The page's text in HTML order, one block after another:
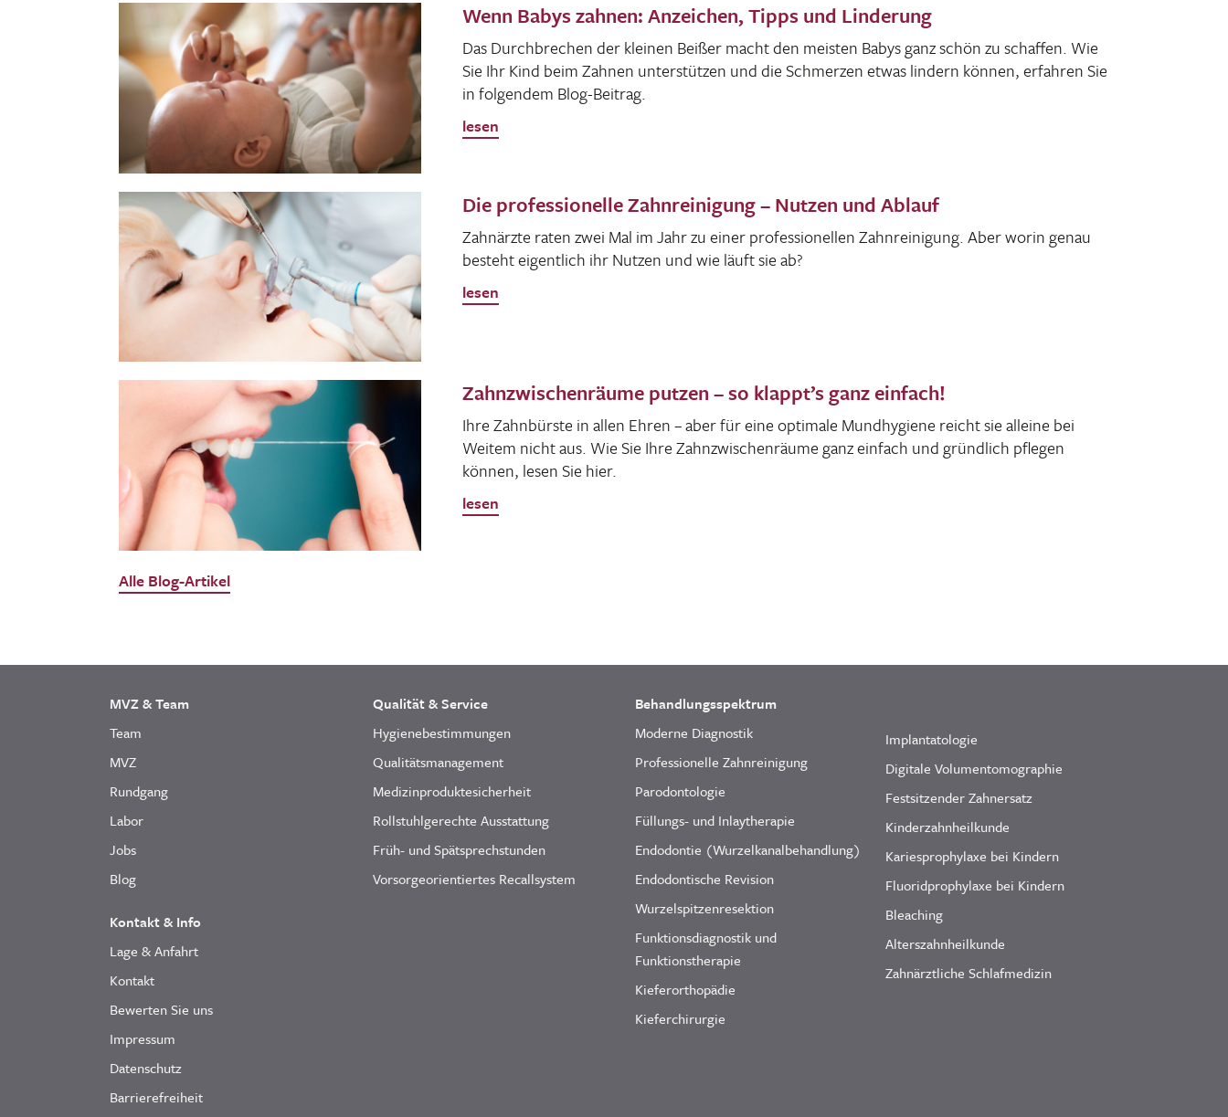
Wenn Babys zahnen: Anzeichen, Tipps und Linderung
Das Durch­bre­chen der kleinen Beißer macht den meisten Babys ganz schön zu schaffen. Wie
Sie Ihr Kind beim Zahnen unter­stützen und die Schmerzen etwas lindern können, erfahren Sie
in folgendem Blog-Beitrag.
lesen
Die professionelle Zahnreinigung – Nutzen und Ablauf
Zahn­ärzte raten zwei Mal im Jahr zu einer profes­sio­nellen Zahn­rei­ni­gung. Aber worin genau
besteht eigent­lich ihr Nutzen und wie läuft sie ab?
lesen
Zahnzwischenräume putzen – so klappt’s ganz einfach!
Ihre Zahn­bürste in allen Ehren – aber für eine opti­male Mund­hy­giene reicht sie alleine bei
Weitem nicht aus. Wie Sie Ihre Zahn­zwi­schen­räume ganz einfach und gründ­lich pflegen
können, lesen Sie hier.
lesen
Alle Blog-Artikel
MVZ & Team
Team
MVZ
Rundgang
Labor
Jobs
Blog
Kontakt & Info
Lage & Anfahrt
Kontakt
Bewerten Sie uns
Impressum
Datenschutz
Barrierefreiheit
Qualität & Service
Hygienebestimmungen
Qualitätsmanagement
Medizinproduktesicherheit
Rollstuhlgerechte Ausstattung
Früh- und Spätsprechstunden
Vorsorgeorientiertes Recallsystem
Behandlungsspektrum
Moderne Diagnostik
Professionelle Zahnreinigung
Parodontologie
Füllungs- und Inlaytherapie
Endodontie (Wurzelkanalbehandlung)
Endodontische Revision
Wurzelspitzenresektion
Funktionsdiagnostik und
Funktionstherapie
Kieferorthopädie
Kieferchirurgie
Implantatologie
Digitale Volumentomographie
Festsitzender Zahnersatz
Kinderzahnheilkunde
Kariesprophylaxe bei Kindern
Fluoridprophylaxe bei Kindern
Bleaching
Alterszahnheilkunde
Zahnärztliche Schlafmedizin